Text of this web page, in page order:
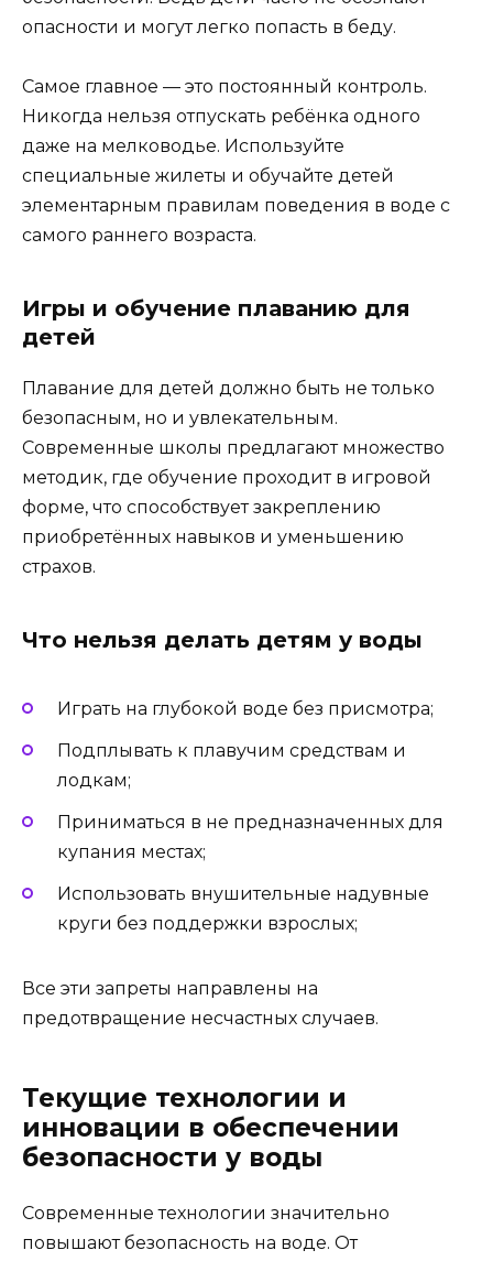
опасности и могут легко попасть в беду.
Самое главное — это постоянный контроль.
Никогда нельзя отпускать ребёнка одного
даже на мелководье. Используйте
специальные жилеты и обучайте детей
элементарным правилам поведения в воде с
самого раннего возраста.
Игры и обучение плаванию для
детей
Плавание для детей должно быть не только
безопасным, но и увлекательным.
Современные школы предлагают множество
методик, где обучение проходит в игровой
форме, что способствует закреплению
приобретённых навыков и уменьшению
страхов.
Что нельзя делать детям у воды
Играть на глубокой воде без присмотра;
Подплывать к плавучим средствам и
лодкам;
Приниматься в не предназначенных для
купания местах;
Использовать внушительные надувные
круги без поддержки взрослых;
Все эти запреты направлены на
предотвращение несчастных случаев.
Текущие технологии и
инновации в обеспечении
безопасности у воды
Современные технологии значительно
повышают безопасность на воде. От